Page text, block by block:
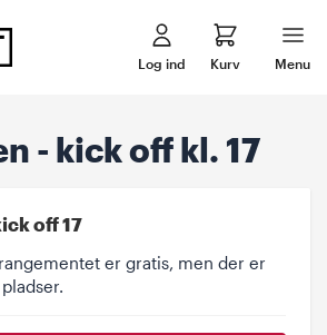
Log ind Kurv Menu
- kick off kl. 17
off 17
er gratis, men der er